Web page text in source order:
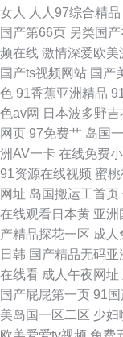
女人
人人97综合精品
国产第66页 另类国
频在线 激情深爱欧美
国产ts视频网站 国产
色 91香蕉亚洲精品
色av网 日本波多野吉
网页 97免费艹 岛国
洲AV一卡 在线免费
91资源在线视频 蜜
网址 岛国搬运工首页
在线观看日本黄 亚洲
产精品探花一区 成人
日韩 国产精品无码亚
在线看 成人午夜网址
国产屁屁第一页 91国
美岛国一区二区 少妇